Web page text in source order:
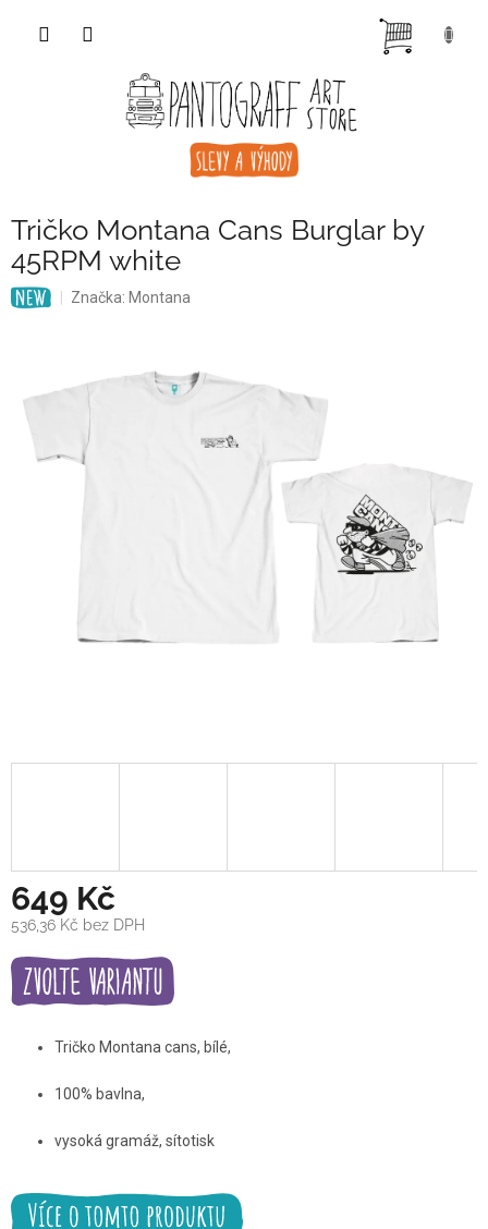
Tričko Montana Cans Burglar by
45RPM white
Značka:Montana
649 Kč
536,36 Kč bez DPH
Měrná
cena:
Tričko Montana cans, bílé,
100% bavlna,
vysoká gramáž, sítotisk